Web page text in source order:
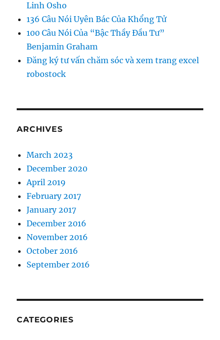
Linh Osho
136 Câu Nói Uyên Bác Của Khổng Tử
100 Câu Nói Của “Bậc Thầy Đầu Tư”
Benjamin Graham
Đăng ký tư vấn chăm sóc và xem trang excel
robostock
ARCHIVES
March 2023
December 2020
April 2019
February 2017
January 2017
December 2016
November 2016
October 2016
September 2016
CATEGORIES